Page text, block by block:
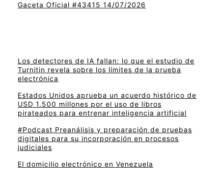
Gaceta Oficial #43415 14/07/2026
Los detectores de IA fallan: lo que el estudio de
Turnitin revela sobre los límites de la prueba
electrónica
Estados Unidos aprueba un acuerdo histórico de
USD 1.500 millones por el uso de libros
pirateados para entrenar inteligencia artificial
#Podcast Preanálisis y preparación de pruebas
digitales para su incorporación en procesos
judiciales
El domicilio electrónico en Venezuela